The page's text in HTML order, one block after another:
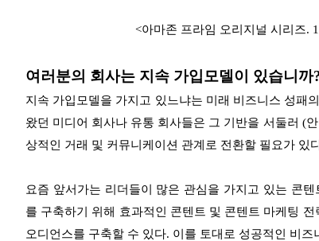
<아마존 프라임 오리지널 시리즈.
여러분의 회사는 지속 가입모델이 있습니까
지속 가입모델을 가지고 있느냐는 미래 비즈니스 성패
왔던 미디어 회사나 유통 회사들은 그 기반을 서둘러 (
상적인 거래 및 커뮤니케이션 관계로 전환할 필요가 있
요즘 앞서가는 리더들이 많은 관심을 가지고 있는 콘
를 구축하기 위해 효과적인 콘텐트 및 콘텐트 마케팅
오디언스를 구축할 수 있다. 이를 토대로 성공적인 비